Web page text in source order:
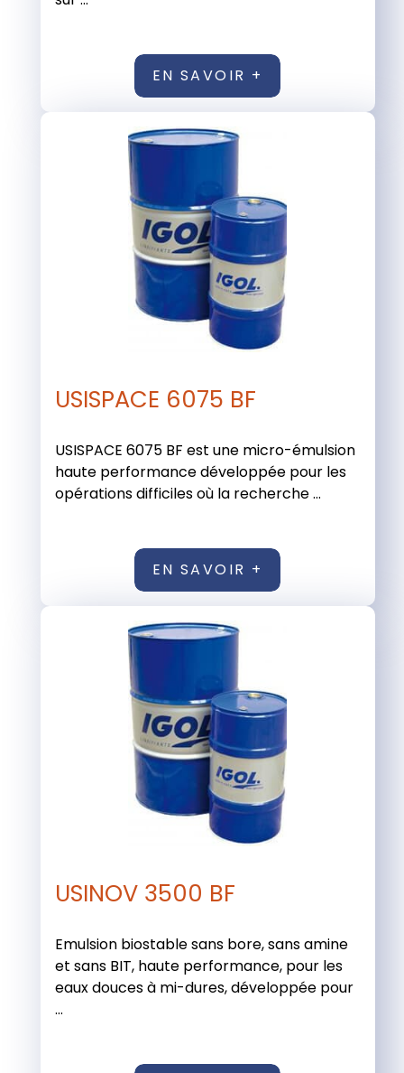
EN SAVOIR +
USISPACE 6075 BF
USISPACE 6075 BF est une micro-émulsion
haute performance développée pour les
opérations difficiles où la recherche ...
EN SAVOIR +
USINOV 3500 BF
Emulsion biostable sans bore, sans amine
et sans BIT, haute performance, pour les
eaux douces à mi-dures, développée pour
...